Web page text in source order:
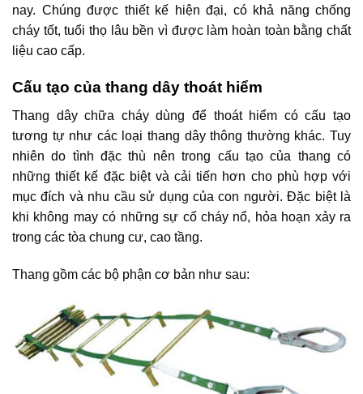
nay. Chúng được thiết kế hiện đại, có khả năng chống
cháy tốt, tuổi thọ lâu bền vì được làm hoàn toàn bằng chất
liệu cao cấp.
Cấu tạo của thang dây thoát hiểm
Thang dây chữa cháy dùng để thoát hiểm có cấu tạo
tương tự như các loại thang dây thông thường khác. Tuy
nhiên do tình đặc thù nên trong cấu tạo của thang có
những thiết kế đặc biệt và cải tiến hơn cho phù hợp với
mục đích và nhu cầu sử dụng của con người. Đặc biệt là
khi không may có những sự cố cháy nổ, hỏa hoạn xảy ra
trong các tòa chung cư, cao tầng.
Thang gồm các bộ phận cơ bản như sau: